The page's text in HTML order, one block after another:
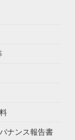
ナンス報告書